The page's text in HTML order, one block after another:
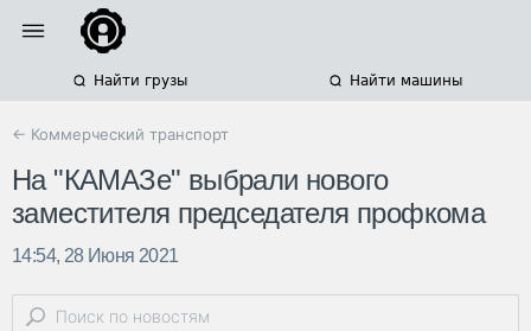
Найти грузы Найти машины
← Коммерческий транспорт
На "КАМАЗе" выбрали нового
заместителя председателя профкома
14:54, 28 Июня 2021